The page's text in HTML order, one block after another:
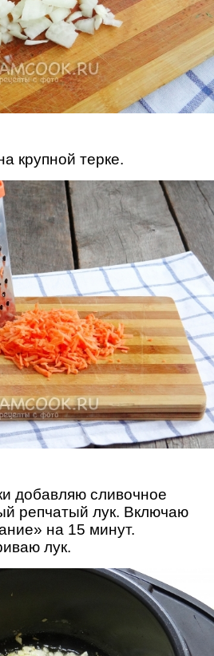
крупной терке.
добавляю сливочное
репчатый лук. Включаю
на 15 минут.
лук.